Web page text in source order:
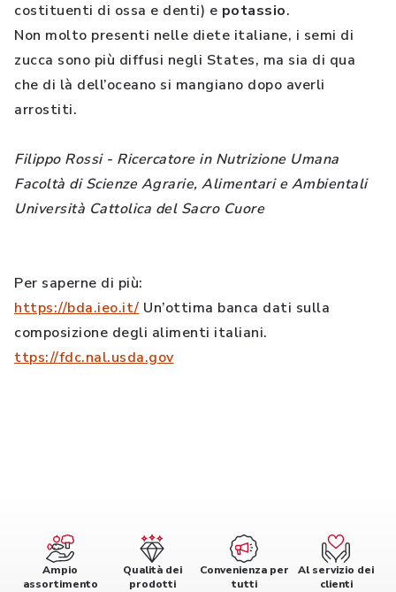
costituenti di ossa e denti) e potassio.
Non molto presenti nelle diete italiane, i semi di
zucca sono più diffusi negli States, ma sia di qua
che di là dell’oceano si mangiano dopo averli
arrostiti.
Filippo Rossi - Ricercatore in Nutrizione Umana
Facoltà di Scienze Agrarie, Alimentari e Ambientali
Università Cattolica del Sacro Cuore
Per saperne di più:
https://bda.ieo.it/ Un’ottima banca dati sulla
composizione degli alimenti italiani.
ttps://fdc.nal.usda.gov
Ampio
assortimento
Qualità dei
prodotti
Convenienza per
tutti
Al servizio dei
clienti